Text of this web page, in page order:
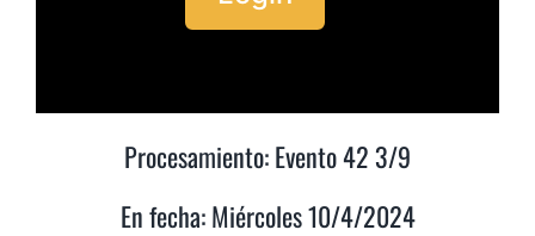
Procesamiento: Evento 42 3/9
En fecha: Miércoles 10/4/2024